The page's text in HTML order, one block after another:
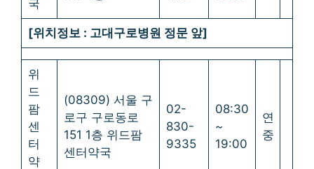
국
[위치정보 : 고대구로병원 정문 앞]
위
드
팜
센
터
약
(08309) 서울 구
로구 구로동로
151 1층 위드팜
센터약국
02-
830-
9335
08:30
~
19:00
연
중